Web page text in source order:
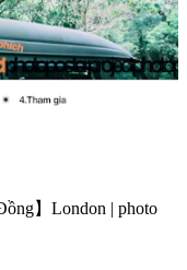
】London | photo